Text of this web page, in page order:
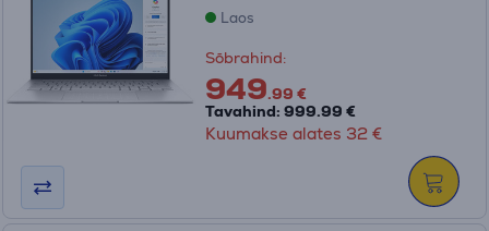
Laos
Sõbrahind:
949.99 €
Tavahind: 999.99 €
Kuumakse alates 32 €